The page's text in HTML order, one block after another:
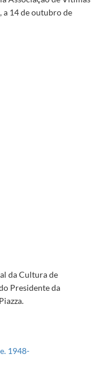
a 14 de outubro de
da Cultura de
Presidente da
1948-